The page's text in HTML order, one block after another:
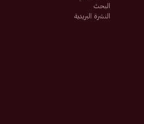
البحث
النشرة البريدية